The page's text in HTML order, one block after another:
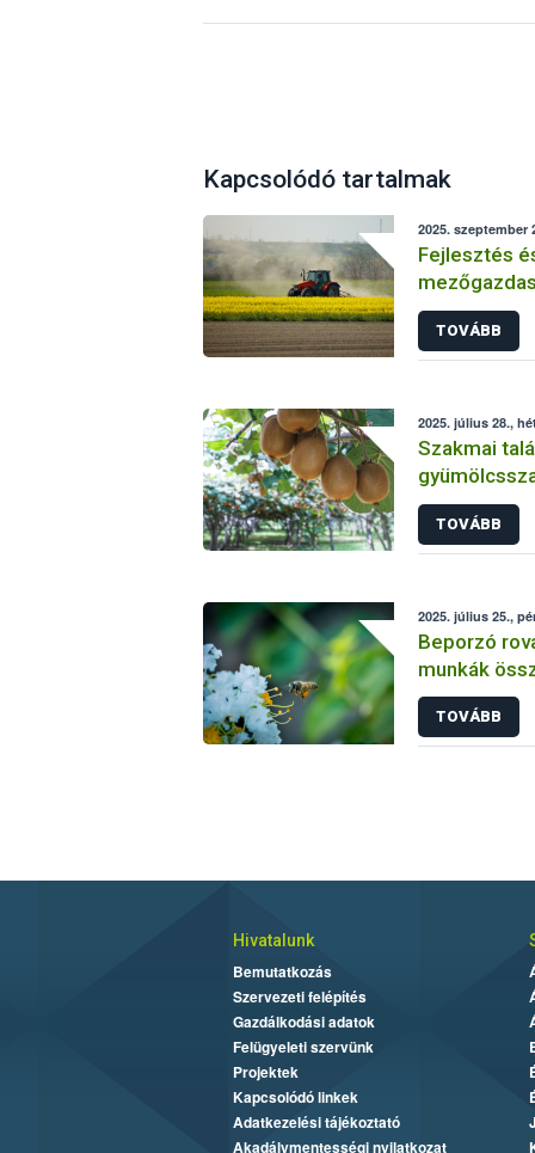
Kapcsolódó tartalmak
2025. szeptember
Fejlesztés
Sikeresen
üzemi
TOVÁBB
2025. július 28.,
Szakmai
TOVÁBB
2025. július 25.,
Beporzó
munkák
fókuszban a
TOVÁBB
Hivatalunk
Bemutatkozás
Szervezeti felépítés
Gazdálkodási adatok
Felügyeleti szervünk
Projektek
Kapcsolódó linkek
Adatkezelési tájékoztató
Akadálymentességi nyilatkozat